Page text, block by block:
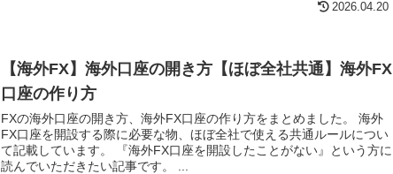
2026.04.20
【海外FX】海外口座の開き方【ほぼ全社共通】海外FX
口座の作り方
FXの海外口座の開き方、海外FX口座の作り方をまとめました。 海外
FX口座を開設する際に必要な物、ほぼ全社で使える共通ルールについ
て記載しています。 『海外FX口座を開設したことがない』という方に
読んでいただきたい記事です。 ...